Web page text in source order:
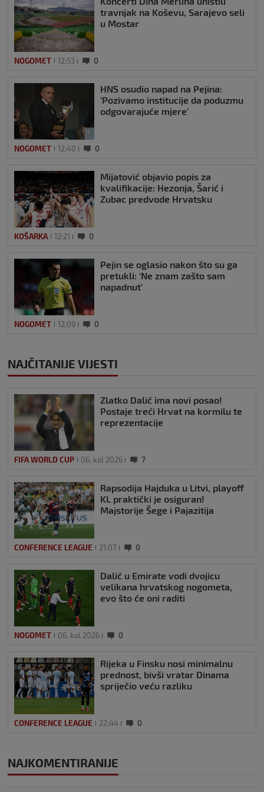
travnjak na Koševu, Sarajevo seli
u Mostar
NOGOMET 12:53 0
HNS osudio napad na Pejina:
‘Pozivamo institucije da poduzmu
odgovarajuće mjere’
NOGOMET 12:40 0
Mijatović objavio popis za
kvalifikacije: Hezonja, Šarić i
Zubac predvode Hrvatsku
KOŠARKA 12:21 0
Pejin se oglasio nakon što su ga
pretukli: ‘Ne znam zašto sam
napadnut’
NOGOMET 12:09 0
NAJČITANIJE VIJESTI
Zlatko Dalić ima novi posao!
Postaje treći Hrvat na kormilu te
reprezentacije
FIFA WORLD CUP 06. kol 2026 7
Rapsodija Hajduka u Litvi, playoff
KL praktički je osiguran!
Majstorije Šege i Pajazitija
CONFERENCE LEAGUE 21:07 0
Dalić u Emirate vodi dvojicu
velikana hrvatskog nogometa,
evo što će oni raditi
NOGOMET 06. kol 2026 0
Rijeka u Finsku nosi minimalnu
prednost, bivši vratar Dinama
spriječio veću razliku
CONFERENCE LEAGUE 22:44 0
NAJKOMENTIRANIJE